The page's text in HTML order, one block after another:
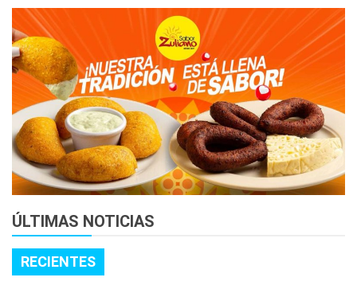
ÚLTIMAS NOTICIAS
RECIENTES